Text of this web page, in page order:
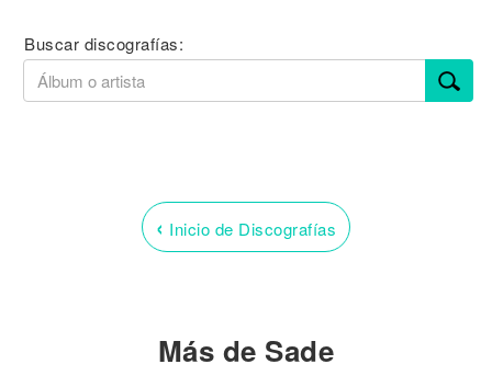
Buscar discografías:
‹ Inicio de Discografías
Más de Sade